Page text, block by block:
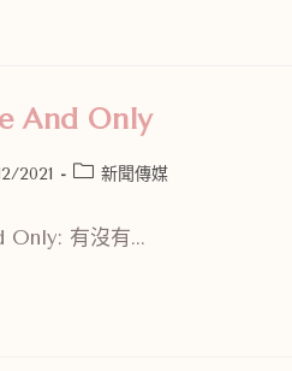
And Only
2021 新聞傳媒
有沒有...